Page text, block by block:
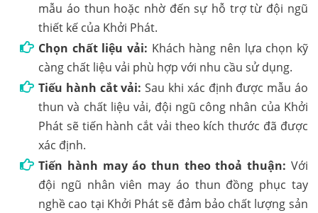
mẫu áo thun hoặc nhờ đến sự hỗ trợ từ đội ngũ
thiết kế của Khởi Phát.
Chọn chất liệu vải: Khách hàng nên lựa chọn kỹ
càng chất liệu vải phù hợp với nhu cầu sử dụng.
Tiếu hành cắt vải: Sau khi xác định được mẫu áo
thun và chất liệu vải, đội ngũ công nhân của Khởi
Phát sẽ tiến hành cắt vải theo kích thước đã được
xác định.
Tiến hành may áo thun theo thoả thuận: Với
đội ngũ nhân viên may áo thun đồng phục tay
nghề cao tại Khởi Phát sẽ đảm bảo chất lượng sản